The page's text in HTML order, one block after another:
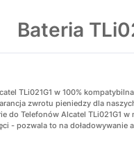
Bateria
TLi021G1 w 100%
zwrotu pieniedzy dla
do Telefonów Alcatel TLi021G1
- pozwala to na doładowywanie